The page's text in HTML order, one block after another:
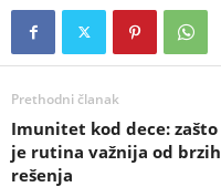
Prethodni članak
Imunitet kod dece: zašto
je rutina važnija od brzih
rešenja